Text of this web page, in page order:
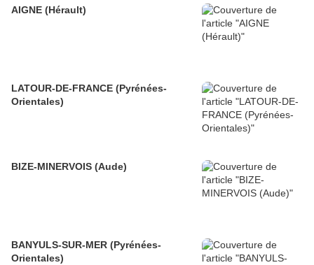
AIGNE (Hérault)
LATOUR-DE-FRANCE (Pyrénées-
Orientales)
BIZE-MINERVOIS (Aude)
BANYULS-SUR-MER (Pyrénées-
Orientales)